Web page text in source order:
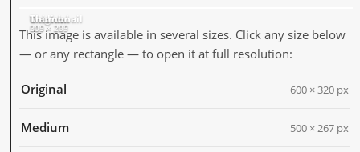
Original
600 × 320
Medium
500 × 267
Thumbnail
205 × 205
This image is available in several sizes. Click any size below
— or any rectangle — to open it at full resolution:
Original 600 × 320 px
Medium 500 × 267 px